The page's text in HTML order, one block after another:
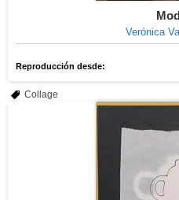
Verónica
Reproducción desde:
Collage